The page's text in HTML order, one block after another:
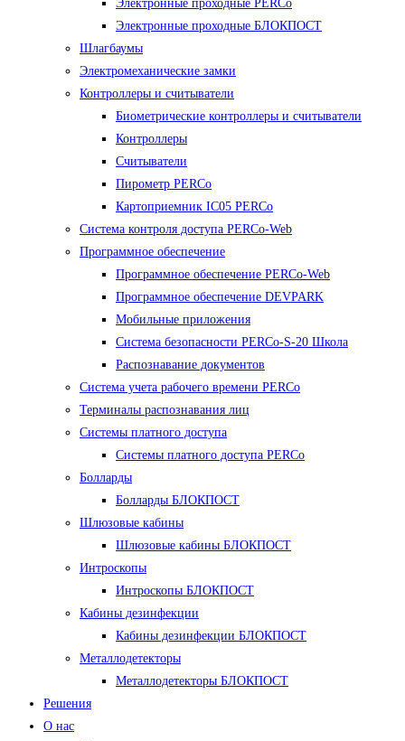
Электронные проходные PERCo
Электронные проходные БЛОКПОСТ
Шлагбаумы
Электромеханические замки
Контроллеры и считыватели
Биометрические контроллеры и считыватели
Контроллеры
Считыватели
Пирометр PERCo
Картоприемник IC05 PERCo
Система контроля доступа PERCo-Web
Программное обеспечение
Программное обеспечение PERCo-Web
Программное обеспечение DEVPARK
Мобильные приложения
Система безопасности PERCo-S-20 Школа
Распознавание документов
Система учета рабочего времени PERCo
Терминалы распознавания лиц
Cистемы платного доступа
Системы платного доступа PERCo
Болларды
Болларды БЛОКПОСТ
Шлюзовые кабины
Шлюзовые кабины БЛОКПОСТ
Интроскопы
Интроскопы БЛОКПОСТ
Кабины дезинфекции
Кабины дезинфекции БЛОКПОСТ
Металлодетекторы
Металлодетекторы БЛОКПОСТ
Решения
О нас